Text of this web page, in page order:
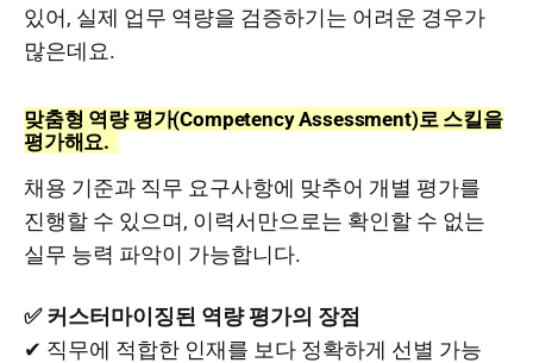
있어, 실제 업무 역량을 검증하기는 어려운 경우가
많은데요.
맞춤형 역량 평가(Competency Assessment)로 스킬을
평가해요.
채용 기준과 직무 요구사항에 맞추어 개별 평가를
진행할 수 있으며, 이력서만으로는 확인할 수 없는
실무 능력 파악이 가능합니다.
✅ 커스터마이징된 역량 평가의 장점
✔ 직무에 적합한 인재를 보다 정확하게 선별 가능